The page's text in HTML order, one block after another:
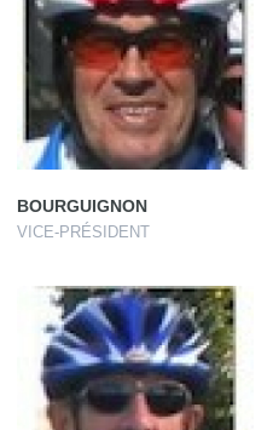
BOURGUIGNON
VICE-PRÉSIDENT